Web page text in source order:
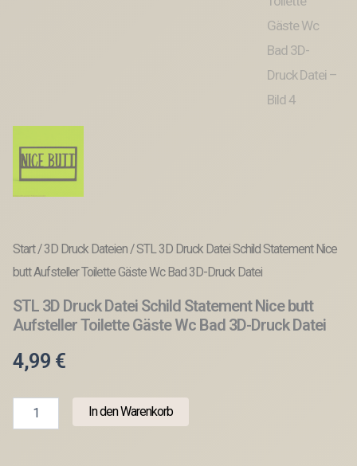
Start/3D Druck Dateien/ STL 3D Druck Datei Schild Statement Nice
butt Aufsteller Toilette Gäste Wc Bad 3D-Druck Datei
STL 3D Druck Datei Schild Statement Nice butt
Aufsteller Toilette Gäste Wc Bad 3D-Druck Datei
4,99 €
In den Warenkorb